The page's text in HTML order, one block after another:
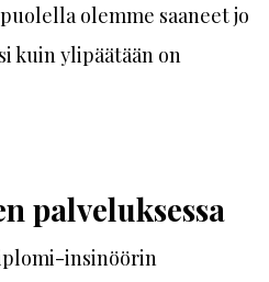
olemme saaneet jo
kuin ylipäätään on
palveluksessa
insinöörin